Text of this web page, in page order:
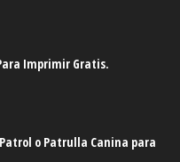
Imprimir Gratis.
o Patrulla Canina para